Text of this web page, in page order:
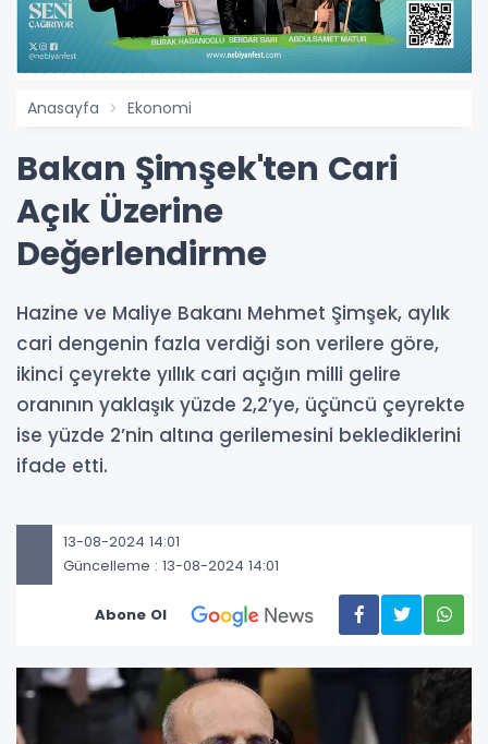
Anasayfa Ekonomi
Bakan Şimşek'ten Cari
Açık Üzerine
Değerlendirme
Hazine ve Maliye Bakanı Mehmet Şimşek, aylık
cari dengenin fazla verdiği son verilere göre,
ikinci çeyrekte yıllık cari açığın milli gelire
oranının yaklaşık yüzde 2,2’ye, üçüncü çeyrekte
ise yüzde 2’nin altına gerilemesini beklediklerini
ifade etti.
13-08-2024 14:01
Güncelleme : 13-08-2024 14:01
Abone Ol